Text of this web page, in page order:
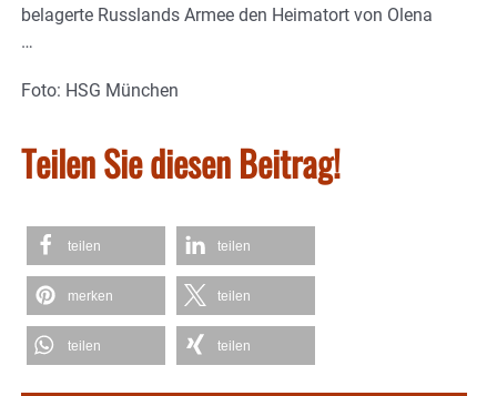
belagerte Russlands Armee den Heimatort von Olena
…
Foto: HSG München
Teilen Sie diesen Beitrag!
teilen teilen
merken teilen
teilen teilen